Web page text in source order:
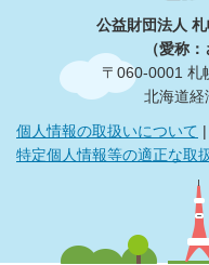
公益財団法人
（愛称
〒060‐0001 札
北海道経
個人情報の取扱いについて
特定個人情報等の適正な取